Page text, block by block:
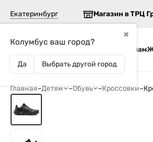
Екатеринбург
✖
Колумбус ваш город?
Да Выбрать другой город
Магазин в ТРЦ
Мужчинам
Главная–Детям –Обувь –Кроссовки–